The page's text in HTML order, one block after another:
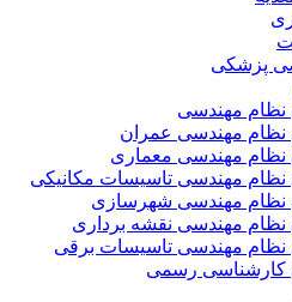
پزشکی
نظام مهندسی
نظام مهندسی عمران
نظام مهندسی معماری
نظام مهندسی تاسیسات مکانیکی
نظام مهندسی شهرسازی
نظام مهندسی نقشه برداری
نظام مهندسی تاسیسات برقی
کارشناسی رسمی